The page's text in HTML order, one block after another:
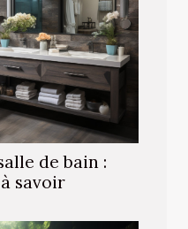
de bain :
savoir